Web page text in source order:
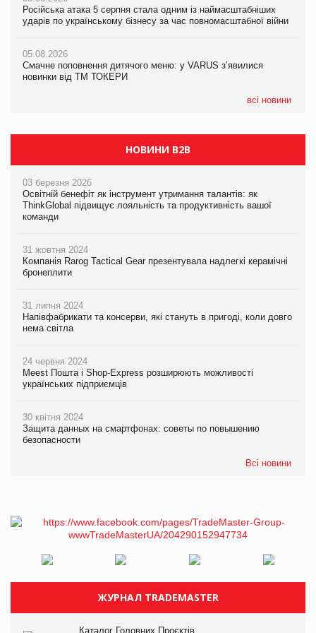
Російська атака 5 серпня стала одним із наймасштабніших
ударів по українському бізнесу за час повномасштабної війни
05.08.2026
Смачне поповнення дитячого меню: у VARUS з’явилися
новинки від ТМ ТОКЕРИ
всі новини
Сергій Лісунов про заморожені хлібобулочні вироби на
PrivateLabel&FMCG Master 2026
04.08.2026
Через атаку РФ у Дніпрі пошкоджено склад шоколаду
Millennium
НОВИНИ B2B
03 березня 2026
Освітній бенефіт як інструмент утримання талантів: як
ThinkGlobal підвищує лояльність та продуктивність вашої
команди
31 жовтня 2024
Компанія Rarog Tactical Gear презентувала надлегкі керамічні
бронеплити
31 липня 2024
Напівфабрикати та консерви, які стануть в пригоді, коли довго
нема світла
24 червня 2024
Meest Пошта і Shop-Express розширюють можливості
українських підприємців
30 квітня 2024
Защита данных на смартфонах: советы по повышению
безопасности
Всі новини
ЖУРНАЛ TRADEMASTER
Каталог Головних Проєктів